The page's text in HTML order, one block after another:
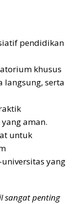
pendidikan
khusus
langsung, serta
aman.
untuk
yang
sangat penting